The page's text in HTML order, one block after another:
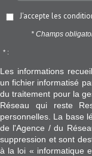
J'accepte les
* Champs
* :
Les informations
un fichier informatisé
du traitement pour la
Réseau qui reste
personnelles. La base
de l'Agence / du
suppression et sont
à la loi « informatique